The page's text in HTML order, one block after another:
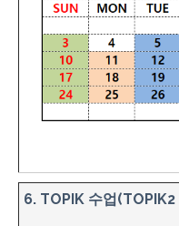
6. TOPIK 수업